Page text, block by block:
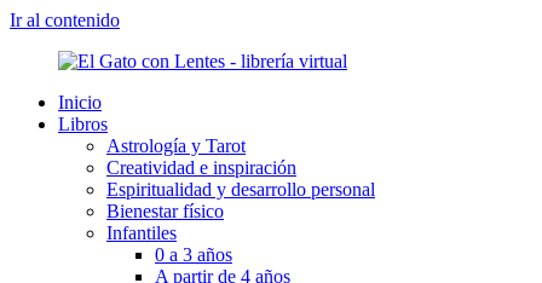
Ir al contenido
Inicio
Libros
Astrología y Tarot
Creatividad e inspiración
Espiritualidad y desarrollo personal
Bienestar físico
Infantiles
0 a 3 años
A partir de 4 años